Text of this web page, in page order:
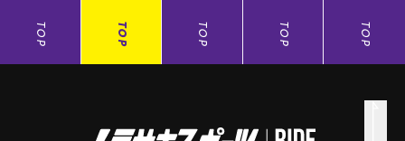
TOP TOP TOP TOP TOP